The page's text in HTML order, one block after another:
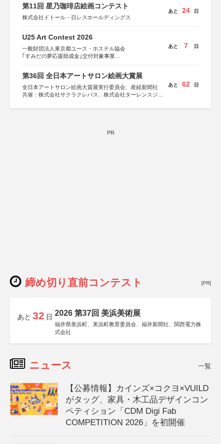
第11回 星乃珈琲店絵画コンテスト
株式会社ドトール・日レスホールディングス
あと 24 日
U25 Art Contest 2026
一般財団法人東京都ユース・ホステル協会
｢すみだの夢応援助成金｣交付対象事業
あと 7 日
第36回 全日本アートサロン絵画大賞展
全日本アートサロン絵画大賞展実行委員会、産経新聞社
共催：株式会社サクラクレパス、株式会社ターレンスジャ
あと 62 日
PR
締め切り直前コンテスト [PR]
あと 32 日 2026 第37回 美浜美術展
福井県美浜町、美浜町教育委員会、福井新聞社、関西電力株
式会社
ニュース 一覧
【公募情報】カインズ×コクヨ×VUILD
がタッグ、家具・木工品デザインコン
ペティション「CDM Digi Fab
COMPETITION 2026」を初開催